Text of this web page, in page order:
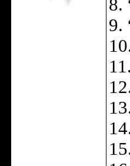
8.
9.